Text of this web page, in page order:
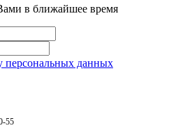
в ближайшее время
персональных данных
55